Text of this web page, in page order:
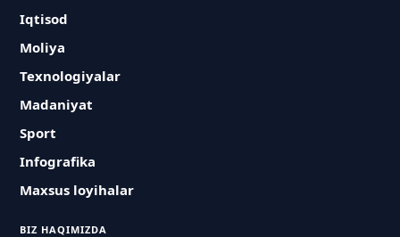
Iqtisod
Moliya
Texnologiyalar
Madaniyat
Sport
Infografika
Maxsus loyihalar
BIZ HAQIMIZDA